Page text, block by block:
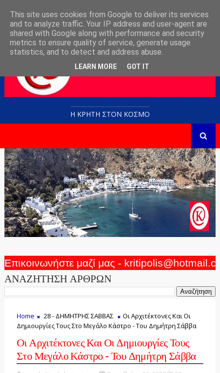
Η ΚΡΗΤΗ ΣΤΟN KOΣΜΟ
Επικοινωνήστε μαζί μας -
ΑΝΑΖΗΤΗΣΗ ΑΡΘΡΩΝ
Home 28 - ΔΗΜΗΤΡΗΣ ΣΑΒΒΑΣ
Οι Αρχιτέκτονες Και Οι
Δημιουργίες Τους Στο Μεγάλο Κάστρο - Του Δημήτρη Σάββα
Οι Αρχιτέκτονες Και Οι Δημιουργίες Τους
Στο Μεγάλο Κάστρο - Του Δημήτρη Σάββα
This site uses cookies from Google to deliver its services
and to analyze traffic. Your IP address and user-agent are
shared with Google along with performance and security
metrics to ensure quality of service, generate usage
statistics, and to detect and address abuse.
LEARN MORE GOT IT